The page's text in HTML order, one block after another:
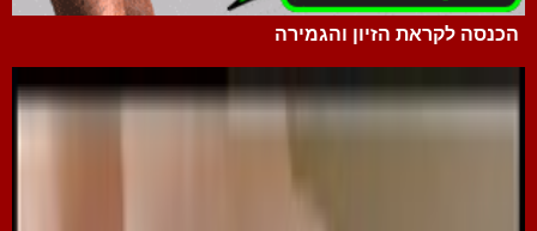
הכנסה לקראת הזיון והגמירה